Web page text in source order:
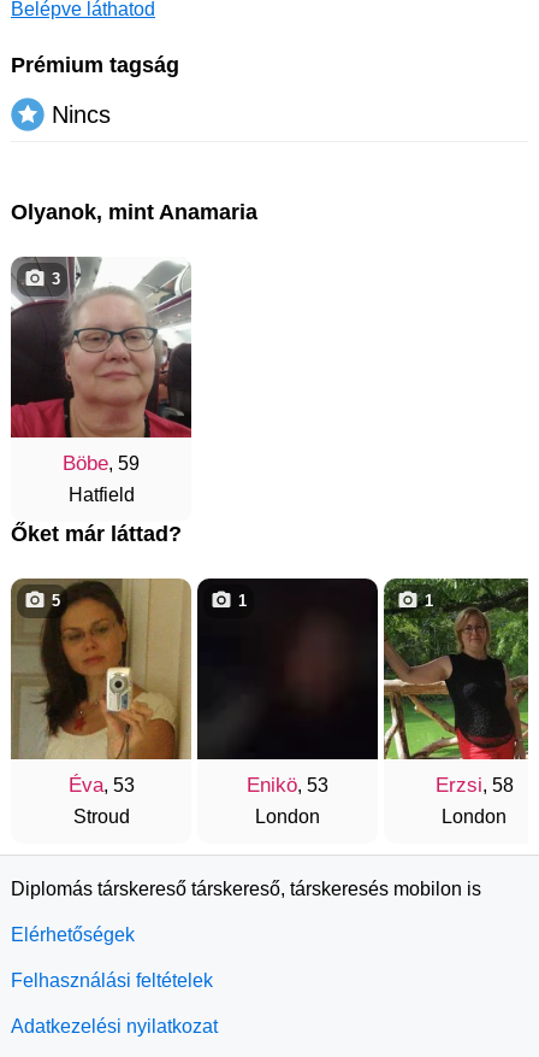
Belépve láthatod
Prémium tagság
Nincs
Olyanok, mint Anamaria
Böbe, 59
Hatfield
3
Őket már láttad?
Éva, 53
Stroud
5
Enikö, 53
London
1
Erzsi, 58
London
1
Diplomás társkereső társkereső, társkeresés mobilon is
Elérhetőségek
Felhasználási feltételek
Adatkezelési nyilatkozat